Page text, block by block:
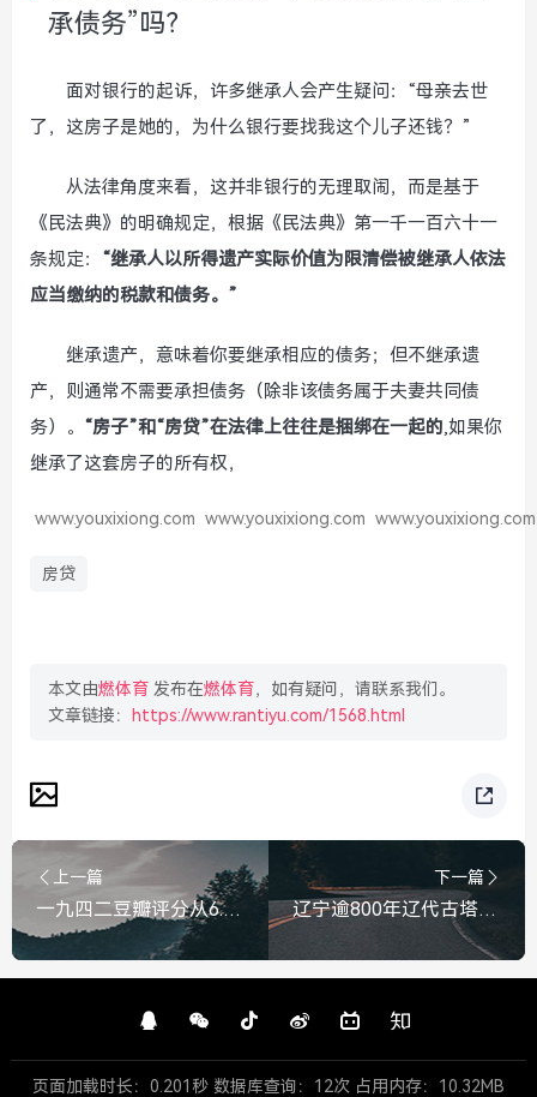
承债务”吗？
面对银行的起诉，许多继承人会产生疑问：“母亲去世
了，这房子是她的，为什么银行要找我这个儿子还钱？”
从法律角度来看，这并非银行的无理取闹，而是基于
《民法典》的明确规定，根据《民法典》第一千一百六十一
条规定： “继承人以所得遗产实际价值为限清偿被继承人依法
应当缴纳的税款和债务。”
继承遗产，意味着你要继承相应的债务；但不继承遗
产，则通常不需要承担债务（除非该债务属于夫妻共同债
务）。 “房子”和“房贷”在法律上往往是捆绑在一起的,如果你
继承了这套房子的所有权，
www.youxixiong.com www.youxixiong.com www.youxixiong.com
房贷
本文由燃体育 发布在燃体育，如有疑问，请联系我们。
文章链接：
https://www.rantiyu.com/1568.html
上一篇
一九四二豆瓣评分从6.1逆袭至8.3，被低估的史诗，是时候读懂冯小刚的良苦用心了，一九四二豆瓣评分逆袭至8.3，被低估的史诗，读懂冯小刚的良苦用心
下一篇
辽宁逾800年辽代古塔石缝频现长蛇，古塔惊现神秘生物引关注，辽宁逾800年辽代古塔石缝频现长蛇，神秘生物引关注
页面加载时长：0.201秒 数据库查询：12次 占用内存：10.32MB